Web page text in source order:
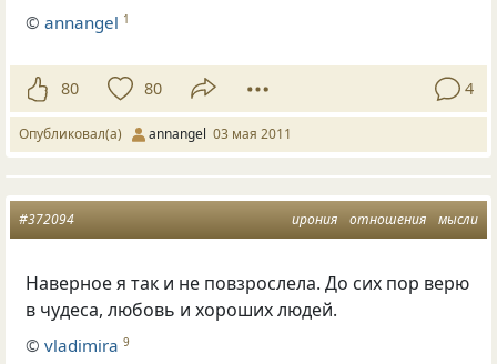
©annangel 1
80 80 4
Опубликовал(а) annangel 03 мая 2011
ирония отношения мысли
#372094
Наверное я так и не повзрослела. До сих пор верю
в чудеса, любовь и хороших людей.
©vladimira 9